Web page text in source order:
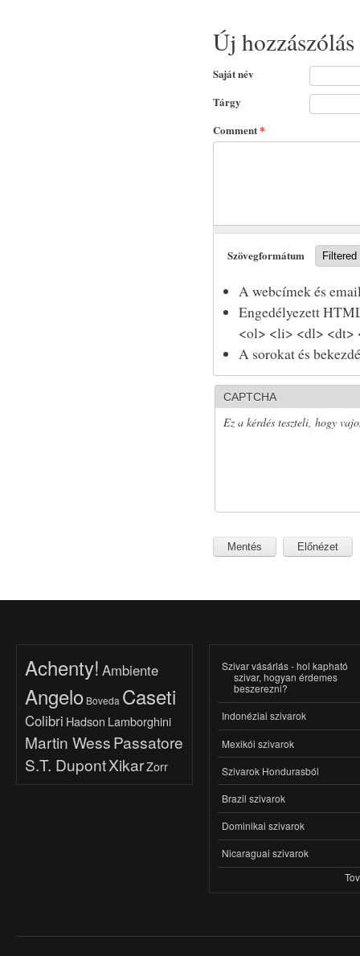
Új hozzászólás
Saját név
Tárgy
Comment*
Szövegformátum
A webcímek és
Engedélyezett
<ol> <li> <dl> <dt>
A sorokat és
CAPTCHA
Ez a kérdés teszteli, hogy
Achenty! Ambiente
Angelo Boveda Caseti
Colibri Hadson Lamborghini
Martin WessPassatore
S.T. DupontXikarZorr
Szivar vásárlás - hol kapható
szivar, hogyan érdemes
beszerezni?
Indonéziai szivarok
Mexikói szivarok
Szivarok Hondurasból
Brazil szivarok
Dominikai szivarok
Nicaraguai szivarok